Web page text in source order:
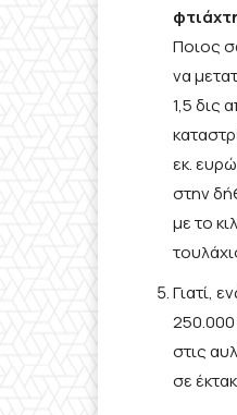
Ποιος
να
1,5 δις
εκ.
στην
με το
Γιατί,
250.000
στις
σε